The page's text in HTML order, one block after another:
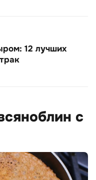
12 лучших
с